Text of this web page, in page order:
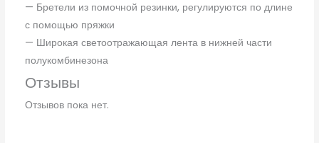
— Бретели из помочной резинки, регулируются по длине
с помощью пряжки
— Широкая светоотражающая лента в нижней части
полукомбинезона
Отзывы
Отзывов пока нет.